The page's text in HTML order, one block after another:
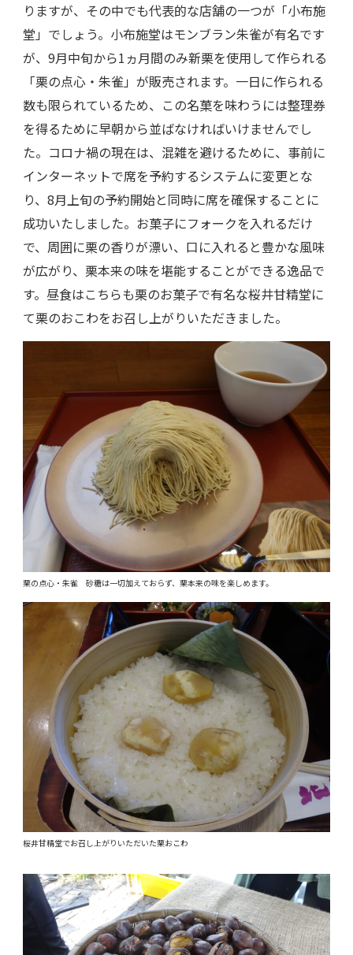
りますが、その中でも代表的な店舗の一つが「小布施
堂」でしょう。小布施堂はモンブラン朱雀が有名です
が、9月中旬から1ヵ月間のみ新栗を使用して作られる
「栗の点心・朱雀」が販売されます。一日に作られる
数も限られているため、この名菓を味わうには整理券
を得るために早朝から並ばなければいけませんでし
た。コロナ禍の現在は、混雑を避けるために、事前に
インターネットで席を予約するシステムに変更とな
り、8月上旬の予約開始と同時に席を確保することに
成功いたしました。お菓子にフォークを入れるだけ
で、周囲に栗の香りが漂い、口に入れると豊かな風味
が広がり、栗本来の味を堪能することができる逸品で
す。昼食はこちらも栗のお菓子で有名な桜井甘精堂に
て栗のおこわをお召し上がりいただきました。
栗の点心・朱雀 砂糖は一切加えておらず、栗本来の味を楽しめます。
桜井甘精堂でお召し上がりいただいた栗おこわ